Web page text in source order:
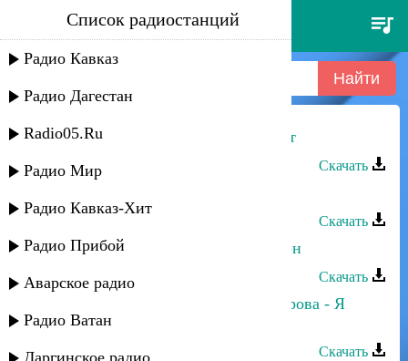
сергей ильясафов - мой
хасавюрт
Список радиостанций
Радио Кавказ
Радио Дагестан
Radio05.Ru
Радио Мир
Радио Кавказ-Хит
Радио Прибой
Аварское радио
Радио Ватан
Даргинское радио
Сергей Ильясафов - Мой Хасавюрт
Скачать
Скачать
Сергей Ильясафов - Арюсь ва хатон
Скачать
Сергей Ильясафов и Полина Питарова - Я
тебя вспоминаю
Скачать